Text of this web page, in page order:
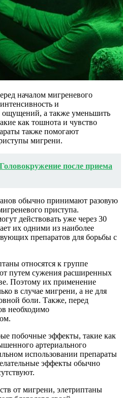
началом мигреневого
и
ощущений, а также уменьшить
как тошнота и чувство
также помогают
мигрени.
Головокружение после приема
обычно принимают разовую
приступа.
действовать уже через 30
их одними из наиболее
препаратов для борьбы с
относятся к группе
путем сужения расширенных
Поэтому их применение
в случае мигрени, а не для
боли. Также, перед
необходимо
побочные эффекты, такие как
артериального
использовании препараты
эффекты обычно
от мигрени, элетриптаны